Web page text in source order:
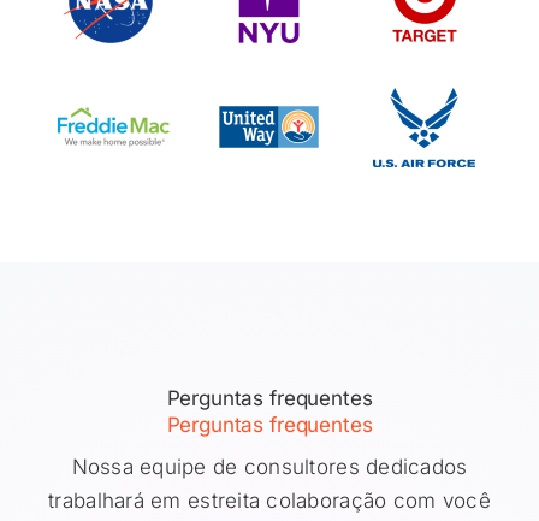
Perguntas frequentes
Perguntas frequentes
Nossa equipe de consultores dedicados
trabalhará em estreita colaboração com você